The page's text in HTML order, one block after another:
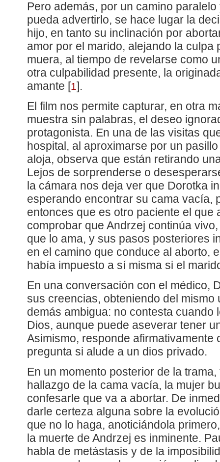
Pero además, por un camino
pueda advertirlo, se hace lugar la
hijo, en tanto su inclinación por
amor por el marido, alejando la culpa
muera, al tiempo de revelarse como
otra culpabilidad presente, la
amante [1] .
El film nos permite capturar, en otra
muestra sin palabras, el deseo
protagonista. En una de las visitas
hospital, al aproximarse por un
aloja, observa que están retirando
Lejos de sorprenderse o
la cámara nos deja ver que Dorotka
esperando encontrar su cama vacía,
entonces que es otro paciente el que
comprobar que Andrzej continúa
que lo ama, y sus pasos posteriores
en el camino que conduce al aborto,
había impuesto a sí misma si el
En una conversación con el médico,
sus creencias, obteniendo del mismo
demás ambigua: no contesta cuando
Dios, aunque puede aseverar tener
Asimismo, responde afirmativamente
pregunta si alude a un dios privado.
En un momento posterior de la
hallazgo de la cama vacía, la mujer
confesarle que va a abortar. De
darle certeza alguna sobre la
que no lo haga, anoticiándola
la muerte de Andrzej es inminente.
habla de metástasis y de la